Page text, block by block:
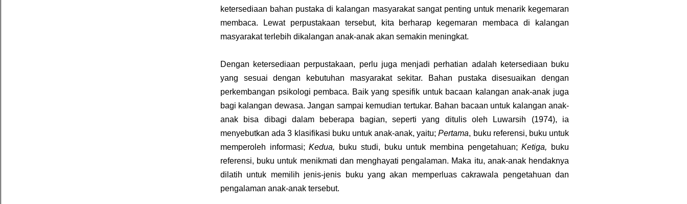
ketersediaan bahan pustaka di kalangan masyarakat sangat penting untuk menarik kegemaran
membaca. Lewat perpustakaan tersebut, kita berharap kegemaran membaca di kalangan
masyarakat terlebih dikalangan anak-anak akan semakin meningkat.
Dengan ketersediaan perpustakaan, perlu juga menjadi perhatian adalah ketersediaan buku
yang sesuai dengan kebutuhan masyarakat sekitar. Bahan pustaka disesuaikan dengan
perkembangan psikologi pembaca. Baik yang spesifik untuk bacaan kalangan anak-anak juga
bagi kalangan dewasa. Jangan sampai kemudian tertukar. Bahan bacaan untuk kalangan anak-
anak bisa dibagi dalam beberapa bagian, seperti yang ditulis oleh Luwarsih (1974), ia
menyebutkan ada 3 klasifikasi buku untuk anak-anak, yaitu;Pertama, buku referensi, buku untuk
memperoleh informasi;Kedua, buku studi, buku untuk membina pengetahuan;Ketiga,
buku
referensi, buku untuk menikmati dan menghayati pengalaman. Maka itu, anak-anak hendaknya
dilatih untuk memilih jenis-jenis buku yang akan memperluas cakrawala pengetahuan dan
pengalaman anak-anak tersebut.